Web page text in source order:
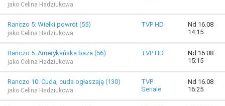
jako Celina Hadziukowa
Ranczo 5: Wielki powrót (55)
jako Celina Hadziukowa
TVP HD
Nd 16.08
14:15
Ranczo 5: Amerykańska baza (56)
jako Celina Hadziukowa
TVP HD
Nd 16.08
15:15
Ranczo 10: Cuda, cuda ogłaszają (130)
jako Celina Hadziukowa
TVP
Seriale
Nd 16.08
16:25